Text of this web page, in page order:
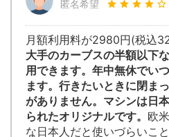
匿名希望
月額利用料が2980円(税込
大手のカーブスの半額以下
用できます。年中無休でい
ます。行きたいときに閉ま
がありません。マシンは日
られたオリジナルです。 欧
な日本人だと使いづらいこ